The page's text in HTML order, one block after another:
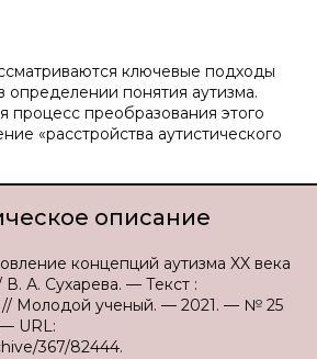
ключевые подходы
определении понятия аутизма.
процесс преобразования этого
«расстройства аутистического
описание
концепций аутизма XX века
А. Сухарева. — Текст :
// Молодой ученый. — 2021. — № 25
URL:
367/82444.